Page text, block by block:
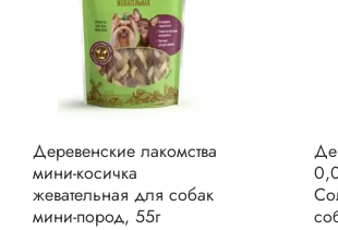
Деревенские лакомства
мини-косичка
жевательная для собак
мини-пород, 55г